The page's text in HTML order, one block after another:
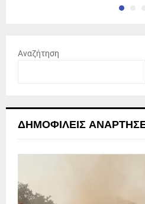
Αναζήτηση
ΔΗΜΟΦΙΛΕΊΣ